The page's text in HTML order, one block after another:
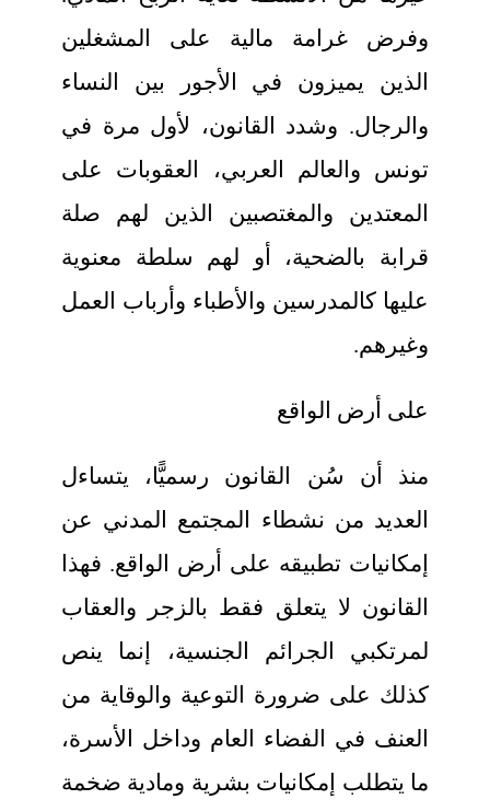
وفرض غرامة مالية على المشغلين
الذين يميزون في الأجور بين النساء
والرجال. وشدد القانون، لأول مرة في
تونس والعالم العربي، العقوبات على
المعتدين والمغتصبين الذين لهم صلة
قرابة بالضحية، أو لهم سلطة معنوية
عليها كالمدرسين والأطباء وأرباب العمل
وغيرهم.
على أرض الواقع
منذ أن سُن القانون رسميًّا، يتساءل
العديد من نشطاء المجتمع المدني عن
إمكانيات تطبيقه على أرض الواقع. فهذا
القانون لا يتعلق فقط بالزجر والعقاب
لمرتكبي الجرائم الجنسية، إنما ينص
كذلك على ضرورة التوعية والوقاية من
العنف في الفضاء العام وداخل الأسرة،
ما يتطلب إمكانيات بشرية ومادية ضخمة